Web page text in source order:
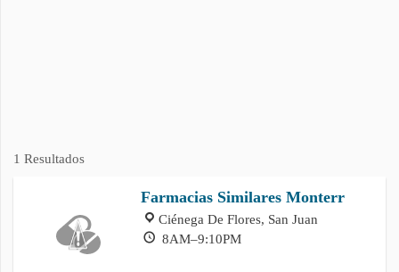
1 Resultados
Farmacias Similares Monterr
Ciénega De Flores, San Juan
8AM–9:10PM